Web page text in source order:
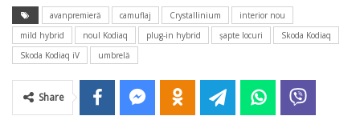
avanpremieră camuflaj Crystallinium
interior nou
mild hybrid
noul Kodiaq plug-in hybrid şapte locuri
Skoda Kodiaq
Skoda Kodiaq iV
umbrelă
Share